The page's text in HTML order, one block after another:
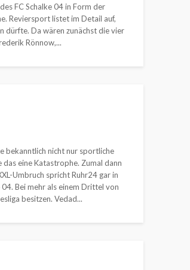
FC Schalke 04 in Form der
Reviersport listet im Detail auf,
dürfte. Da wären zunächst die vier
Rönnow,...
bekanntlich nicht nur sportliche
das eine Katastrophe. Zumal dann
Umbruch spricht Ruhr24 gar in
Bei mehr als einem Drittel von
besitzen. Vedad...